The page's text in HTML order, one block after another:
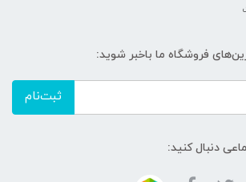
فروشگاه ما باخبر شوید:
ثبت‌نام
دنبال کنید: